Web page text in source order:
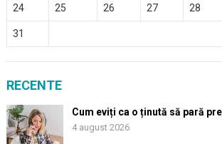
24 25 26 27 28
31
RECENTE
Cum eviți ca o ținută să pară
4 august 2026